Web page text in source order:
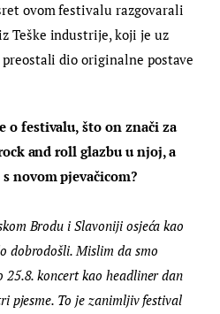
ovom festivalu razgovarali
Teške industrije, koji je uz
dio originalne postave
and roll glazbu u njoj, a
novom pjevačicom?
Brodu i Slavoniji osjeća kao
dobrodošli. Mislim da smo
koncert kao headliner dan
pjesme. To je zanimljiv festival